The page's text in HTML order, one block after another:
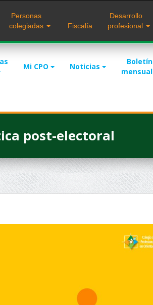
Personas
colegiadas
Fiscalía
Desarrollo
profesional
Mi CPO Noticias
Boletín
mensual
post-electoral